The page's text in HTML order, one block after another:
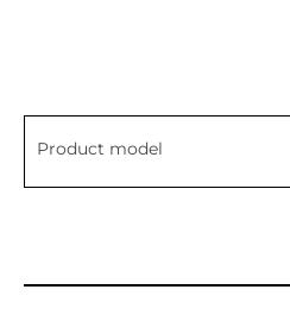
Product model